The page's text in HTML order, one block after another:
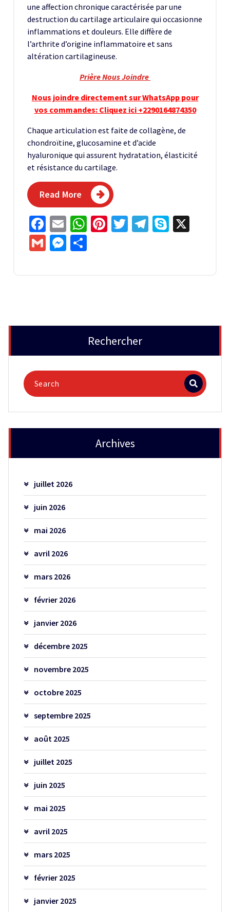
une affection chronique caractérisée par une
destruction du cartilage articulaire qui occasionne
inflammations et douleurs. Elle diffère de
l’arthrite d’origine inflammatoire et sans
altération cartilagineuse.
Prière Nous Joindre
Nous joindre directement sur WhatsApp pour
vos commandes: Cliquez ici +2290164874350
Chaque articulation est faite de collagène, de
chondroïtine, glucosamine et d’acide
hyaluronique qui assurent hydratation, élasticité
et résistance du cartilage.
Read More
Facebook
EmailWhatsApp
Pinterest
Twitter
Telegram
Skype
GmailMessenger
Rechercher
Archives
juillet 2026
juin 2026
mai 2026
avril 2026
mars 2026
février 2026
janvier 2026
décembre 2025
novembre 2025
octobre 2025
septembre 2025
août 2025
juillet 2025
juin 2025
mai 2025
avril 2025
mars 2025
février 2025
janvier 2025